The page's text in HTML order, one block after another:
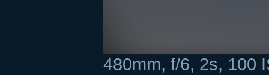
480mm, f/6, 2s, 100